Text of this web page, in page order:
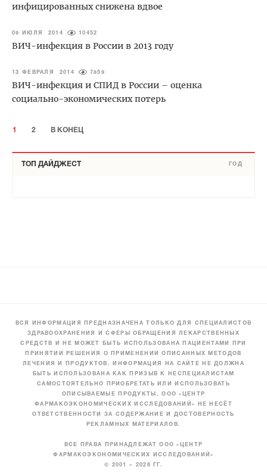
инфицированных снижена вдвое
09 ИЮЛЯ 2014 10452
ВИЧ-инфекция в России в 2013 году
13 ФЕВРАЛЯ 2014 7859
ВИЧ-инфекция и СПИД в России – оценка
социально-экономических потерь
1 2 В КОНЕЦ
ТОП ДАЙДЖЕСТ ГОД
ВСЯ ИНФОРМАЦИЯ ПРЕДНАЗНАЧЕНА ТОЛЬКО ДЛЯ СПЕЦИАЛИСТОВ
ЗДРАВООХРАНЕНИЯ И СФЕРЫ ОБРАЩЕНИЯ ЛЕКАРСТВЕННЫХ
СРЕДСТВ И НЕ МОЖЕТ БЫТЬ ИСПОЛЬЗОВАНА ПАЦИЕНТАМИ ПРИ
ПРИНЯТИИ РЕШЕНИЯ О ПРИМЕНЕНИИ ОПИСАННЫХ МЕТОДОВ
ЛЕЧЕНИЯ И ПРОДУКТОВ. ИНФОРМАЦИЯ НА САЙТЕ НЕ ДОЛЖНА
БЫТЬ ИСПОЛЬЗОВАНА КАК ПРИЗЫВ К НЕСПЕЦИАЛИСТАМ
САМОСТОЯТЕЛЬНО ПРИОБРЕТАТЬ ИЛИ ИСПОЛЬЗОВАТЬ
ОПИСЫВАЕМЫЕ ПРОДУКТЫ. ООО «ЦЕНТР
ФАРМАКОЭКОНОМИЧЕСКИХ ИССЛЕДОВАНИЙ» НЕ НЕСЁТ
ОТВЕТСТВЕННОСТИ ЗА СОДЕРЖАНИЕ И ДОСТОВЕРНОСТЬ
РЕКЛАМНЫХ МАТЕРИАЛОВ.
ВСЕ ПРАВА ПРИНАДЛЕЖАТ ООО «ЦЕНТР
ФАРМАКОЭКОНОМИЧЕСКИХ ИССЛЕДОВАНИЙ»
© 2001 – 2026 ГГ.